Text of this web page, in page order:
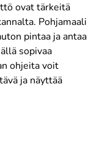
ovat tärkeitä
Pohjamaali
pintaa ja antaa
sopivaa
ohjeita voit
ja näyttää